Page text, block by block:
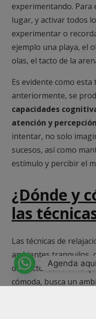
experimentando. Para
lugar, y activar todos
experimentar o
ejemplo una playa, el
olas, el tacto de la
Es evidente como esta
anteriormente, se
capacidades
atención y percepción
intentar, no solo
sucesos, así como
estímulo y percibir el
¿Dónde y
las
Las técnicas de
ambientes tranquilos,
distractores… Por lo
cómoda, busca un
Agenda